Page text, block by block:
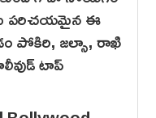
పరిచయమైన ఈ
పోకిరి, జల్సా, రాఖి
టాప్